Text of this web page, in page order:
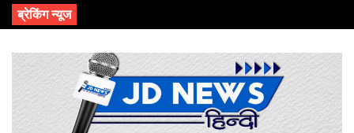
Skip
to
ब्रेकिंग न्यूज